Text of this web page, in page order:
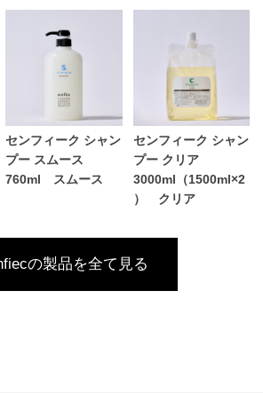
センフィーク シャン
プー スムース
760ml スムース
センフィーク シャン
プー クリア
3000ml（1500ml×2
） クリア
の製品を全て見る